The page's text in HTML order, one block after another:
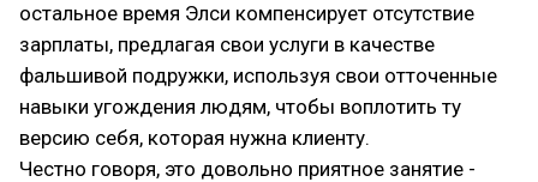
остальное время Элси компенсирует отсутствие
зарплаты, предлагая свои услуги в качестве
фальшивой подружки, используя свои отточенные
навыки угождения людям, чтобы воплотить ту
версию себя, которая нужна клиенту.
Честно говоря, это довольно приятное занятие -